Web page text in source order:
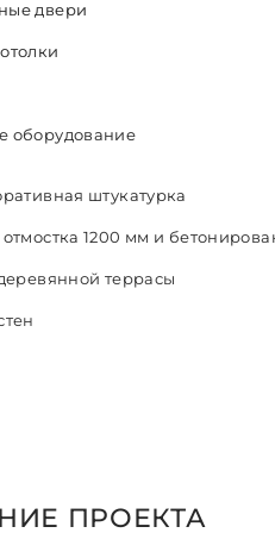
двери
оборудование
штукатурка
1200 мм и
террасы
ПРОЕКТА